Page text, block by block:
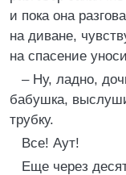
и пока она
на диване,
на спасение
– Ну, ладно,
бабушка,
трубку.
Все! Аут!
Еще через